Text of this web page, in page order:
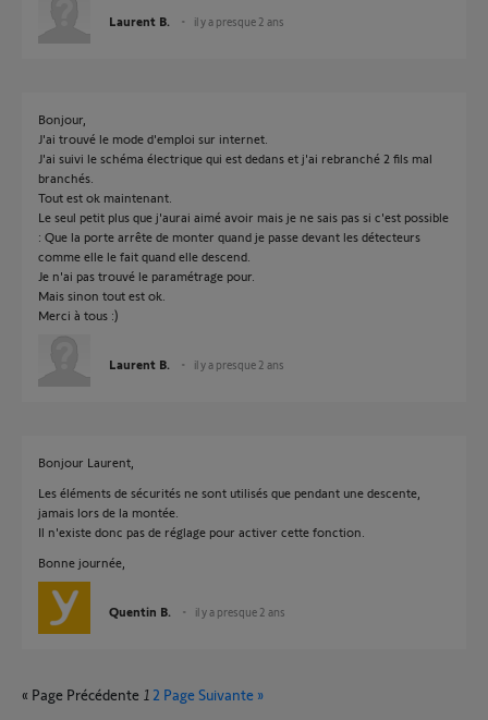
Laurent B. il y a presque 2 ans
Bonjour,
J'ai trouvé le mode d'emploi sur internet.
J'ai suivi le schéma électrique qui est dedans et j'ai rebranché 2 fils mal
branchés.
Tout est ok maintenant.
Le seul petit plus que j'aurai aimé avoir mais je ne sais pas si c'est possible
: Que la porte arrête de monter quand je passe devant les détecteurs
comme elle le fait quand elle descend.
Je n'ai pas trouvé le paramétrage pour.
Mais sinon tout est ok.
Merci à tous :)
Laurent B. il y a presque 2 ans
Bonjour Laurent,
Les éléments de sécurités ne sont utilisés que pendant une descente,
jamais lors de la montée.
Il n'existe donc pas de réglage pour activer cette fonction.
Bonne journée,
Quentin B. il y a presque 2 ans
« Page Précédente 1 2 Page Suivante »